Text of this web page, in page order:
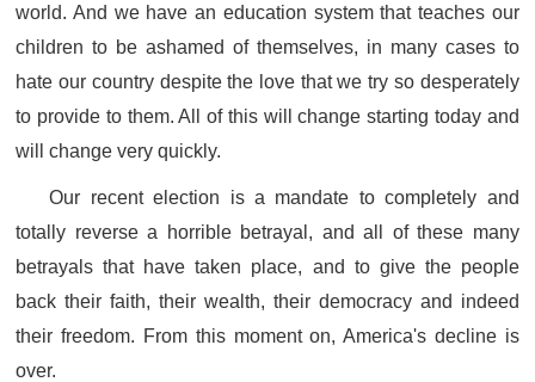
world. And we have an education system that teaches our
children to be ashamed of themselves, in many cases to
hate our country despite the love that we try so desperately
to provide to them. All of this will change starting today and
will change very quickly.
Our recent election is a mandate to completely and
totally reverse a horrible betrayal, and all of these many
betrayals that have taken place, and to give the people
back their faith, their wealth, their democracy and indeed
their freedom. From this moment on, America's decline is
over.